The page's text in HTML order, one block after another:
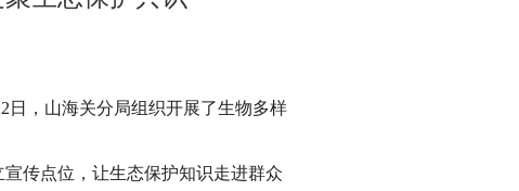
日，山海关分局组织开展了生物多样
传点位，让生态保护知识走进群众